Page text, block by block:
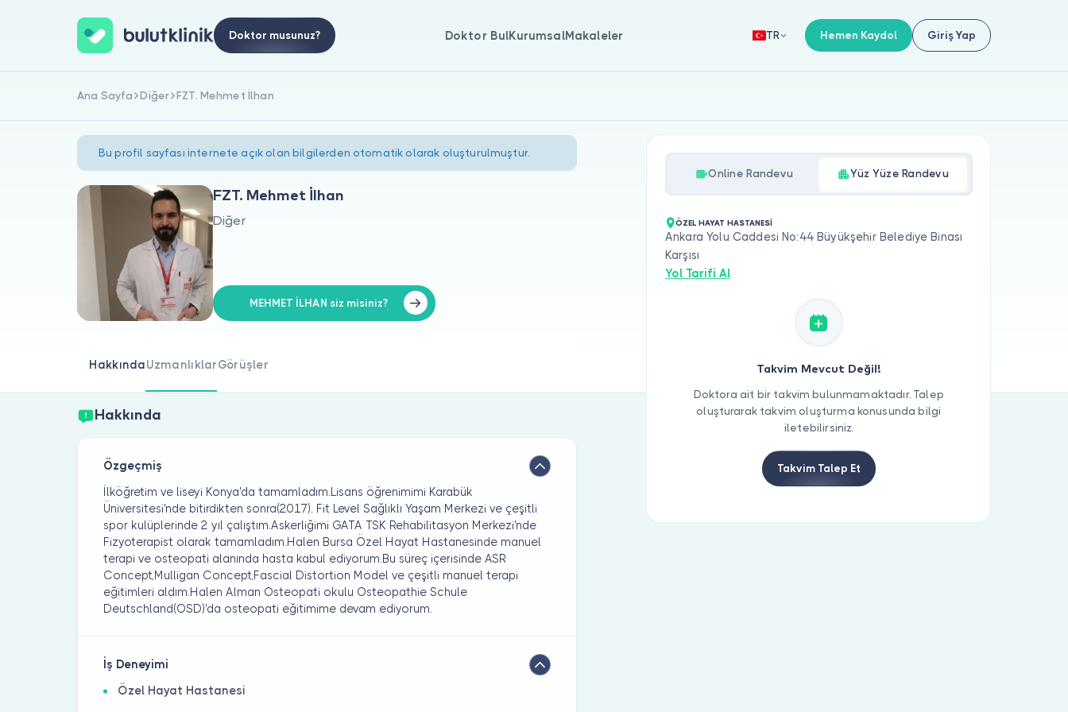
Doktor musunuz? Doktor BulKurumsalMakaleler TR Hemen Kaydol Giriş Yap
Ana Sayfa Diğer FZT. Mehmet İlhan
Bu profil sayfası internete açık olan bilgilerden otomatik olarak oluşturulmuştur.
FZT. Mehmet İlhan
Diğer
MEHMET İLHAN siz misiniz?
HakkındaUzmanlıklarGörüşler
Hakkında
Özgeçmiş
İlköğretim ve liseyi Konya'da tamamladım.Lisans öğrenimimi Karabük
Üniversitesi'nde bitirdikten sonra(2017). Fit Level Sağlıklı Yaşam Merkezi ve çeşitli
spor kulüplerinde 2 yıl çalıştım.Askerliğimi GATA TSK Rehabilitasyon Merkezi'nde
Fizyoterapist olarak tamamladım.Halen Bursa Özel Hayat Hastanesinde manuel
terapi ve osteopati alanında hasta kabul ediyorum.Bu süreç içerisinde ASR
Concept,Mulligan Concept,Fascial Distortion Model ve çeşitli manuel terapi
eğitimleri aldım.Halen Alman Osteopati okulu Osteopathie Schule
Deutschland(OSD)'da osteopati eğitimime devam ediyorum.
İş Deneyimi
Özel Hayat Hastanesi
Online Randevu Yüz Yüze Randevu
ÖZEL HAYAT HASTANESİ
Ankara Yolu Caddesi No:44 Büyükşehir Belediye Binası
Karşısı
Yol Tarifi Al
Takvim Mevcut Değil!
Doktora ait bir takvim bulunmamaktadır. Talep
oluşturarak takvim oluşturma konusunda bilgi
iletebilirsiniz.
Takvim Talep Et